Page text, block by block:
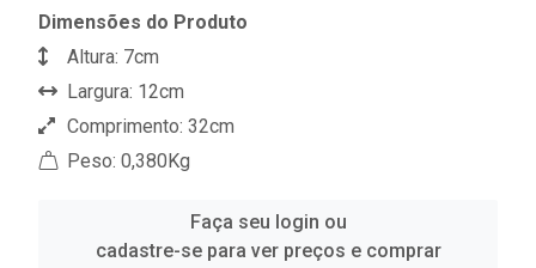
Dimensões do Produto
Altura: 7cm
Largura: 12cm
Comprimento: 32cm
Peso: 0,380Kg
Faça seu login ou
cadastre-se para ver preços e comprar